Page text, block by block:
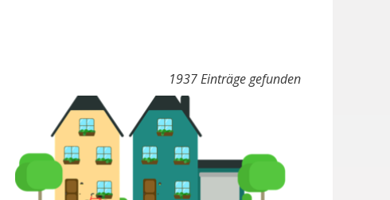
1937 Einträge gefunden